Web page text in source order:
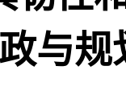
与